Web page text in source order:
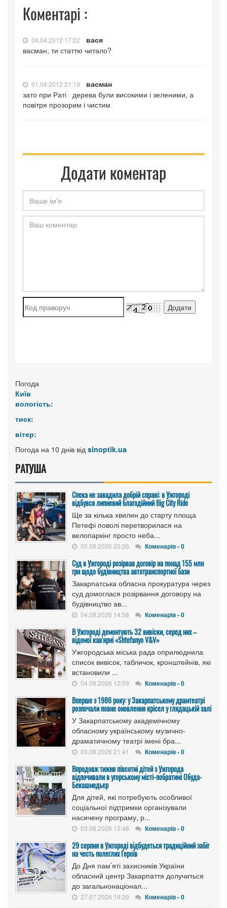
Коментарі :
04.04.2012 17:02
вася
васман, ти статтю читало?
01.04.2012 21:19
васман
зато при Раті дерева були високими і зеленими, а
повітря прозорим і чистим
Додати коментар
Погода
Київ
вологість:
тиск:
вітер:
Погода на 10 днів від sinoptik.ua
РАТУША
Спека не завадила добрій справі: в Ужгороді
відбувся липневий благодійний Big City Ride
Ще за кілька хвилин до старту площа
Петефі поволі перетворилася на
велопаркінг просто неба...
05.08.2026 20:26 Коменарів - 0
Cуд в Ужгороді розірвав договір на понад 155 млн
грн щодо будівництва автотранспортної бази
Закарпатська обласна прокуратура через
суд домоглася розірвання договору на
будівництво ав...
04.08.2026 14:58 Коменарів - 0
В Ужгороді демонтують 32 вивіски, серед них –
відомої кав'ярні «Shtefanyo V&V»
Ужгородська міська рада оприлюднила
список вивісок, табличок, кронштейнів, які
встановили ...
04.08.2026 12:59 Коменарів - 0
Вперше з 1986 року: у Закарпатському драмтеатрі
розпочали повне оновлення крісел у глядацькій залі
У Закарпатському академічному
обласному українському музично-
драматичному театрі імені бра...
03.08.2026 21:41 Коменарів - 0
Впродовж тижня півсотні дітей з Ужгорода
відпочивали в угорському місті-побратимі Обуда-
Бекашмедьєр
Для дітей, які потребують особливої
соціальної підтримки організували
насичену програму, р...
03.08.2026 13:48 Коменарів - 0
29 серпня в Ужгороді відбудеться традиційний забіг
на честь полеглих Героїв
До Дня пам’яті захисників України
обласний центр Закарпаття долучиться
до загальнонаціонал...
27.07.2026 19:39 Коменарів - 0